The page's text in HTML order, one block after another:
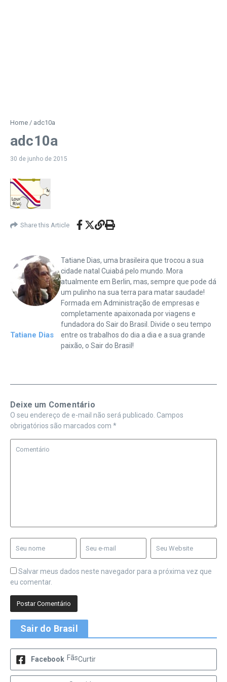
Home / adc10a
adc10a
30 de junho de 2015
Share this Article
Tatiane Dias
Tatiane Dias, uma brasileira que trocou a sua
cidade natal Cuiabá pelo mundo. Mora
atualmente em Berlin, mas, sempre que pode dá
um pulinho na sua terra para matar saudade!
Formada em Administração de empresas e
completamente apaixonada por viagens e
fundadora do Sair do Brasil. Divide o seu tempo
entre os trabalhos do dia a dia e a sua grande
paixão, o Sair do Brasil!
Deixe um Comentário
O seu endereço de e-mail não será publicado. Campos
obrigatórios são marcados com *
Salvar meus dados neste navegador para a próxima vez que
eu comentar.
Sair do Brasil
Facebook FãsCurtir